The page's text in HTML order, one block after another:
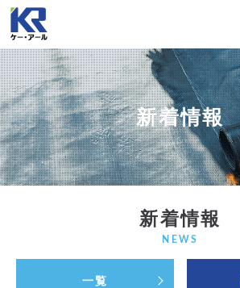
新着情報
新着情報
NEWS
一覧